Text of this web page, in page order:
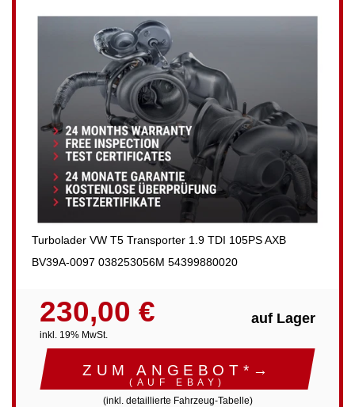
Turbolader VW T5 Transporter 1.9 TDI 105PS AXB
BV39A-0097 038253056M 54399880020
230,00 €
inkl. 19% MwSt.
auf Lager
ZUM ANGEBOT*→
(AUF EBAY)
(inkl. detaillierte Fahrzeug-Tabelle)